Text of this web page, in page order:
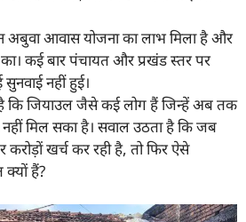
अबुवा आवास योजना का लाभ मिला है और
का। कई बार पंचायत और प्रखंड स्तर पर
नहीं हुई।
है कि जियाउल जैसे कई लोग हैं जिन्हें अब तक
मिल सका है। सवाल उठता है कि जब
खर्च कर रही है, तो फिर ऐसे
हैं?